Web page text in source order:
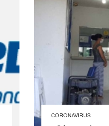
CORONAVIRUS